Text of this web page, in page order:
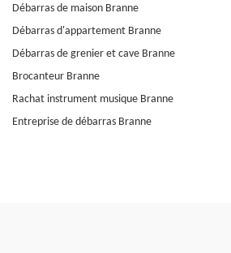
Débarras de maison Branne
Débarras d'appartement Branne
Débarras de grenier et cave Branne
Brocanteur Branne
Rachat instrument musique Branne
Entreprise de débarras Branne